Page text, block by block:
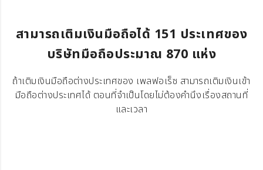
สามารถเติมเงินมือถือได้ 151 ประเทศของ
บริษัทมือถือประมาณ 870 แห่ง
ถ้าเติมเงินมือถือต่างประเทศของ เพลฟอเร็ซ สามารถเติมเงินเข้า
มือถือต่างประเทศได้ ตอนที่จำเป็นโดยไม่ต้องคำนึงเรื่องสถานที่
และเวลา